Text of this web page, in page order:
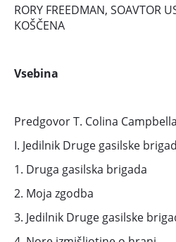
RORY FREEDMAN, SOAVTOR
KOŠČENA
Vsebina
Predgovor T. Colina Campbella
I. Jedilnik Druge gasilske
1. Druga gasilska brigada
2. Moja zgodba
3. Jedilnik Druge gasilske